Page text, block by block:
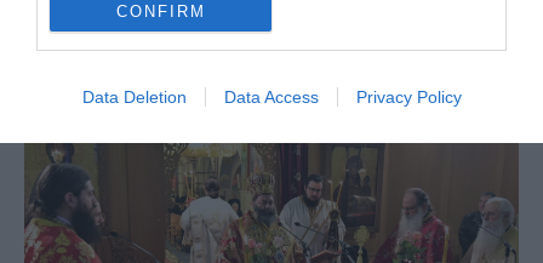
CONFIRM
Data Deletion Data Access Privacy Policy